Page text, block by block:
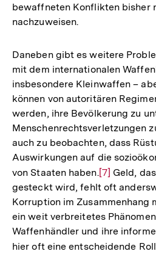
bewaffneten Konflikten bisher
nachzuweisen.
Daneben gibt es weitere
mit dem internationalen
insbesondere Kleinwaffen –
können von autoritären
werden, ihre Bevölkerung zu
Menschenrechtsverletzungen
auch zu beobachten, dass
Auswirkungen auf die
von Staaten haben.Zur
Auflösung
der
Fußnote
[7] Geld,
gesteckt wird, fehlt oft
Korruption im Zusammenhang
ein weit verbreitetes
Waffenhändler und ihre
hier oft eine entscheidende